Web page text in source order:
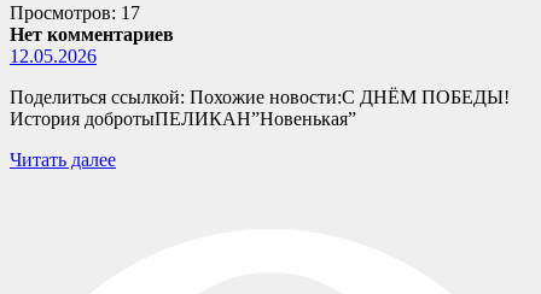
Просмотров: 17
Нет комментариев
12.05.2026
Поделиться ссылкой: Похожие новости:С ДНЁМ ПОБЕДЫ!
История добротыПЕЛИКАН”Новенькая”
Читать далее